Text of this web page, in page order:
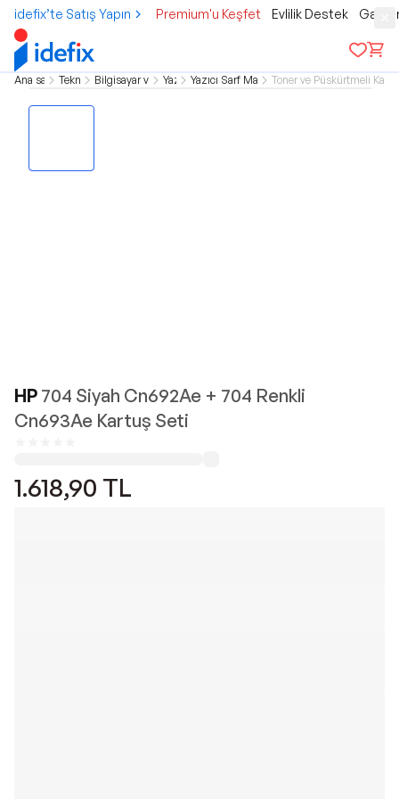
idefix’te Satış Yapın Premium'u Keşfet Evlilik Destek
Ana sayfaTeknolojiBilgisayar ve Tablet
YazıcıYazıcı Sarf MalzemeleriToner ve Püskürtmeli
HP 704 Siyah Cn692Ae + 704 Renkli
Cn693Ae Kartuş Seti
1.618,90 TL